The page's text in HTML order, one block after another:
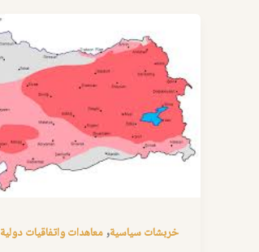
خربشات سياسية,معاهدات واتفاقيات دولية